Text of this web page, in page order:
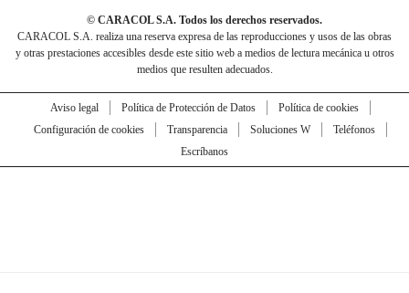
© CARACOL S.A. Todos los derechos reservados.
CARACOL S.A. realiza una reserva expresa de las reproducciones y usos de las obras
y otras prestaciones accesibles desde este sitio web a medios de lectura mecánica u otros
medios que resulten adecuados.
Aviso legal Política de Protección de Datos
Política de cookies
Configuración de cookies
Transparencia Soluciones W
Teléfonos
Escríbanos